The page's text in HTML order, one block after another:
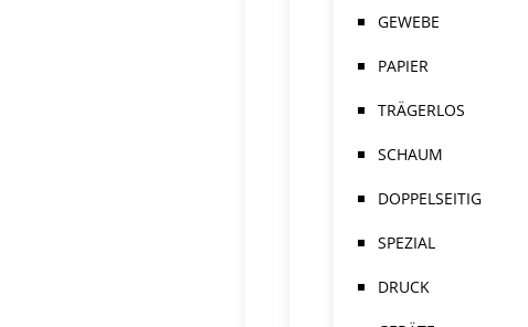
GEWEBE
PAPIER
TRÄGERLOS
SCHAUM
DOPPELSEITIG
SPEZIAL
DRUCK